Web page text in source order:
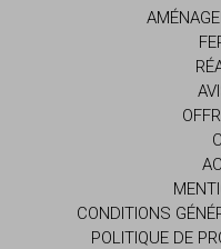
CONDITIONS
POLITIQUE DE